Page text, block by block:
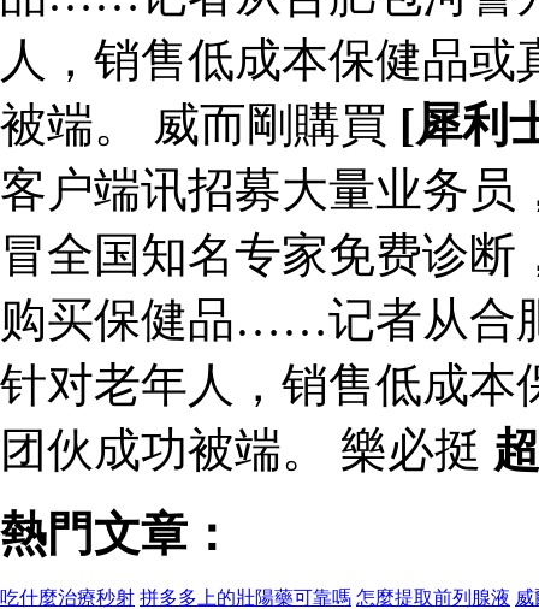
人，销售低成本保健品
被端。 威而剛購買 [犀利
客户端讯招募大量业务员
冒全国知名专家免费诊
购买保健品……记者从合
针对老年人，销售低成本
团伙成功被端。 樂必挺
熱門文章：
吃什麼治療秒射 拼多多上的壯陽藥可靠嗎 怎麼提取前列腺液